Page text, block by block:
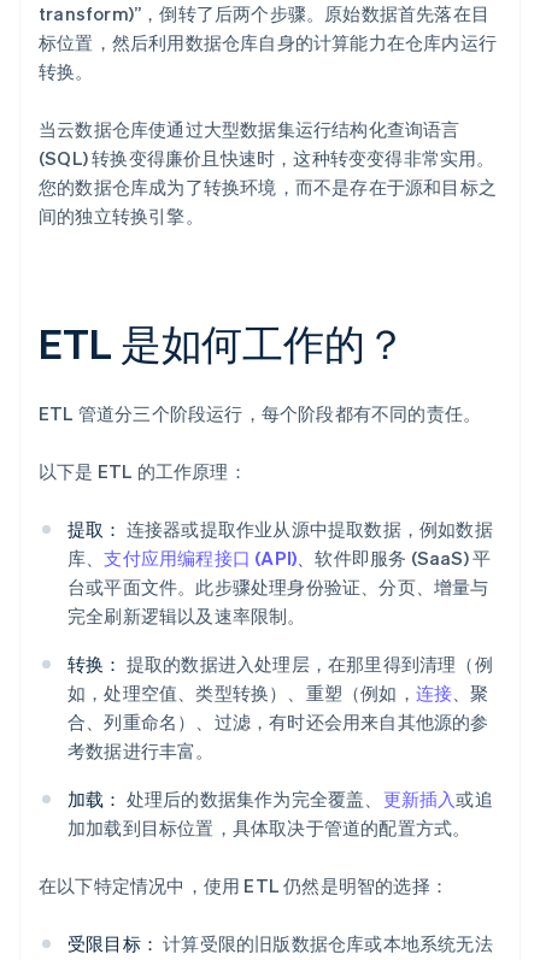
transform)”，倒转了后两个步骤。原始数据首先落在目
标位置，然后利用数据仓库自身的计算能力在仓库内运行
转换。
当云数据仓库使通过大型数据集运行结构化查询语言
(SQL) 转换变得廉价且快速时，这种转变变得非常实用。
您的数据仓库成为了转换环境，而不是存在于源和目标之
间的独立转换引擎。
ETL 是如何工作的？
ETL 管道分三个阶段运行，每个阶段都有不同的责任。
以下是 ETL 的工作原理：
提取： 连接器或提取作业从源中提取数据，例如数据
库、支付应用编程接口 (API)、软件即服务 (SaaS) 平
台或平面文件。此步骤处理身份验证、分页、增量与
完全刷新逻辑以及速率限制。
转换： 提取的数据进入处理层，在那里得到清理（例
如，处理空值、类型转换）、重塑（例如， 连接、聚
合、列重命名）、过滤，有时还会用来自其他源的参
考数据进行丰富。
加载： 处理后的数据集作为完全覆盖、 更新插入或追
加加载到目标位置，具体取决于管道的配置方式。
在以下特定情况中，使用 ETL 仍然是明智的选择：
受限目标： 计算受限的旧版数据仓库或本地系统无法